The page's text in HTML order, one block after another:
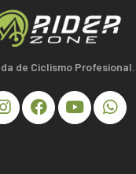
de Ciclismo Profesional.